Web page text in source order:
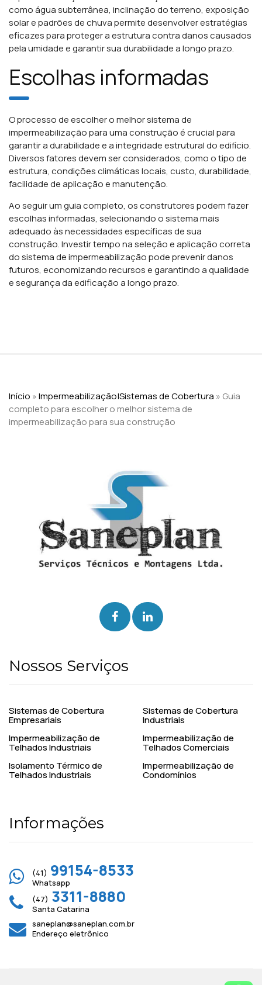
como água subterrânea, inclinação do terreno, exposição
solar e padrões de chuva permite desenvolver estratégias
eficazes para proteger a estrutura contra danos causados
pela umidade e garantir sua durabilidade a longo prazo.
Escolhas informadas
O processo de escolher o melhor sistema de
impermeabilização para uma construção é crucial para
garantir a durabilidade e a integridade estrutural do edifício.
Diversos fatores devem ser considerados, como o tipo de
estrutura, condições climáticas locais, custo, durabilidade,
facilidade de aplicação e manutenção.
Ao seguir um guia completo, os construtores podem fazer
escolhas informadas, selecionando o sistema mais
adequado às necessidades específicas de sua
construção. Investir tempo na seleção e aplicação correta
do sistema de impermeabilização pode prevenir danos
futuros, economizando recursos e garantindo a qualidade
e segurança da edificação a longo prazo.
Início »Impermeabilização|Sistemas de Cobertura » Guia
completo para escolher o melhor sistema de
impermeabilização para sua construção
Nossos Serviços
Sistemas de Cobertura
Empresariais
Sistemas de Cobertura
Industriais
Impermeabilização de
Telhados Industriais
Impermeabilização de
Telhados Comerciais
Isolamento Térmico de
Telhados Industriais
Impermeabilização de
Condomínios
Informações
(41) 99154-8533
Whatsapp
(47) 3311-8880
Santa Catarina
saneplan@saneplan.com.br
Endereço eletrônico